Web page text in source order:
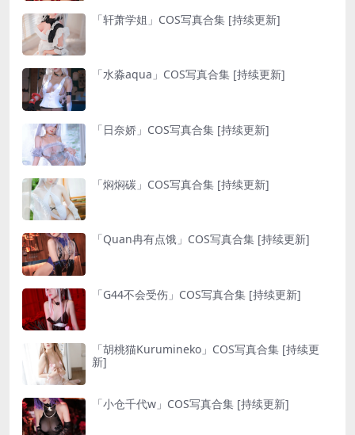
「轩萧学姐」COS写真合集 [持续更新]
「水淼aqua」COS写真合集 [持续更新]
「日奈娇」COS写真合集 [持续更新]
「焖焖碳」COS写真合集 [持续更新]
「Quan冉有点饿」COS写真合集 [持续更新]
「G44不会受伤」COS写真合集 [持续更新]
「胡桃猫Kurumineko」COS写真合集 [持续更
新]
「小仓千代w」COS写真合集 [持续更新]